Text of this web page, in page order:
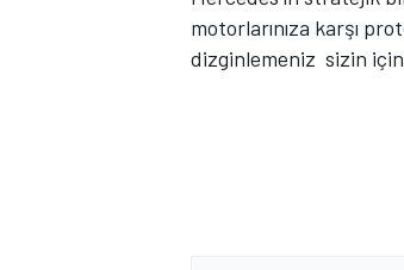
motorlarınıza karşı
dizginlemeniz sizin